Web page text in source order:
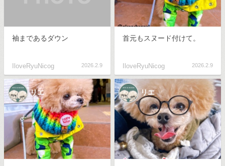
袖まであるダウン
IloveRyuNicog 2026.2.9
首元もスヌード付けて。
IloveRyuNicog 2026.2.9
リエ リエ